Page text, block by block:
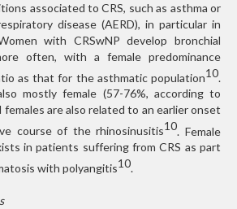
associated to CRS, such as asthma or
disease (AERD), in particular in
with CRSwNP develop bronchial
often, with a female predominance
as that for the asthmatic population10.
mostly female (57-76%, according to
are also related to an earlier onset
course of the rhinosinusitis10. Female
in patients suffering from CRS as part
with polyangitis10.